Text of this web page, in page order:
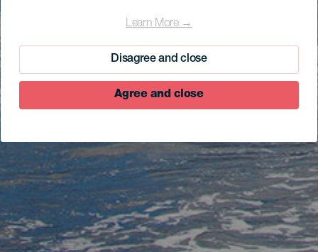
Learn More →
Disagree and close
Agree and close